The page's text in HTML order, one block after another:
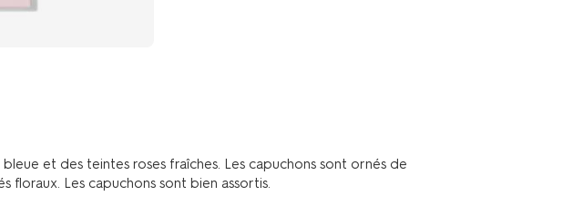
et des teintes roses fraîches. Les capuchons sont ornés de
floraux. Les capuchons sont bien assortis.